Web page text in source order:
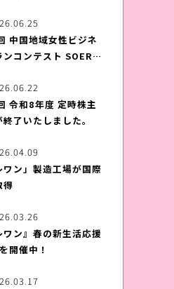
中国地域女性ビジネ
ンコンテスト SOERU
令和8年度 定時株主
了いたしました。
ワン」製造工場が国際
得
ワン』春の新生活応援
開催中！